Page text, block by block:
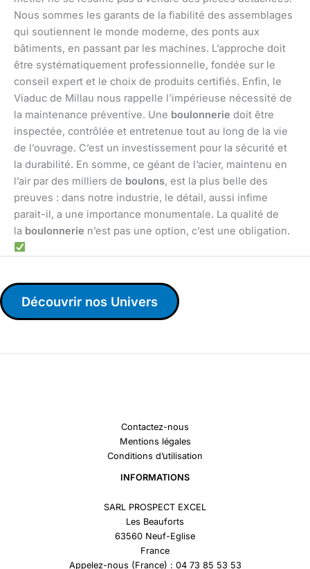
Nous sommes les garants de la fiabilité des assemblages
qui soutiennent le monde moderne, des ponts aux
bâtiments, en passant par les machines. L’approche doit
être systématiquement professionnelle, fondée sur le
conseil expert et le choix de produits certifiés. Enfin, le
Viaduc de Millau nous rappelle l’impérieuse nécessité de
la maintenance préventive. Une boulonnerie doit être
inspectée, contrôlée et entretenue tout au long de la vie
de l’ouvrage. C’est un investissement pour la sécurité et
la durabilité. En somme, ce géant de l’acier, maintenu en
l’air par des milliers de boulons, est la plus belle des
preuves : dans notre industrie, le détail, aussi infime
parait-il, a une importance monumentale. La qualité de
la boulonnerie n’est pas une option, c’est une obligation.
Découvrir nos Univers
Contactez-nous
Mentions légales
Conditions d’utilisation
INFORMATIONS
SARL PROSPECT EXCEL
Les Beauforts
63560 Neuf-Eglise
France
Appelez-nous (France) : 04 73 85 53 53